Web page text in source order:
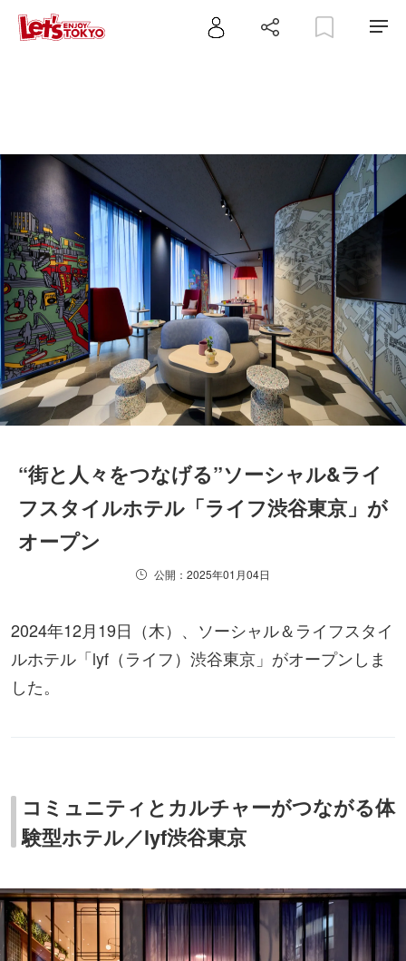
“街と人々をつなげる”ソーシャル&ライ
フスタイルホテル「ライフ渋谷東京」が
オープン
公開：2025年01月04日
2024年12月19日（木）、ソーシャル＆ライフスタイ
ルホテル「lyf（ライフ）渋谷東京」がオープンしま
した。
コミュニティとカルチャーがつながる体
験型ホテル／lyf渋谷東京